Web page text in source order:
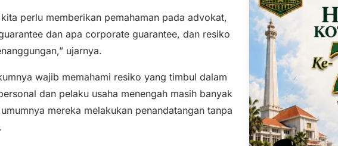
perlu memberikan pemahaman pada advokat,
dan apa corporate guarantee, dan resiko
ujarnya.
wajib memahami resiko yang timbul dalam
dan pelaku usaha menengah masih banyak
mereka melakukan penandatangan tanpa